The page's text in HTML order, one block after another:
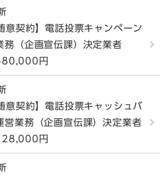
意契約】電話投票キャンペーン
務（企画宣伝課）決定業者
円
意契約】電話投票キャッシュバ
営業務（企画宣伝課）決定業者
円